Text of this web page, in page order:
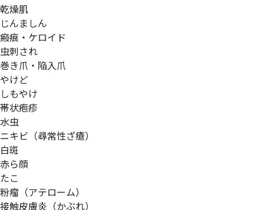
乾燥肌
じんましん
瘢痕・ケロイド
虫刺され
巻き爪・陥入爪
やけど
しもやけ
帯状疱疹
水虫
ニキビ（尋常性ざ瘡）
白斑
赤ら顔
たこ
粉瘤（アテローム）
接触皮膚炎（かぶれ）